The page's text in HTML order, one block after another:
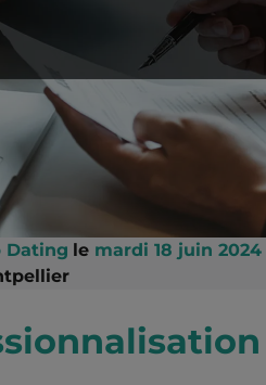
Dating le mardi 18 juin